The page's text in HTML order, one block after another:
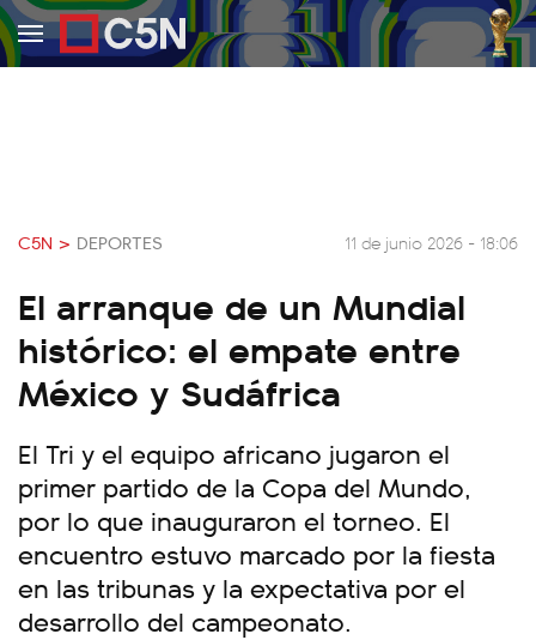
C5N > DEPORTES 11 de junio 2026 - 18:06
El arranque de un Mundial
histórico: el empate entre
México y Sudáfrica
El Tri y el equipo africano jugaron el
primer partido de la Copa del Mundo,
por lo que inauguraron el torneo. El
encuentro estuvo marcado por la fiesta
en las tribunas y la expectativa por el
desarrollo del campeonato.